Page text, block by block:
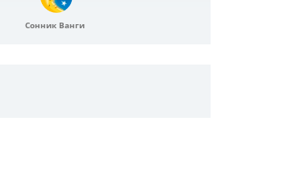
Сонник Ванги